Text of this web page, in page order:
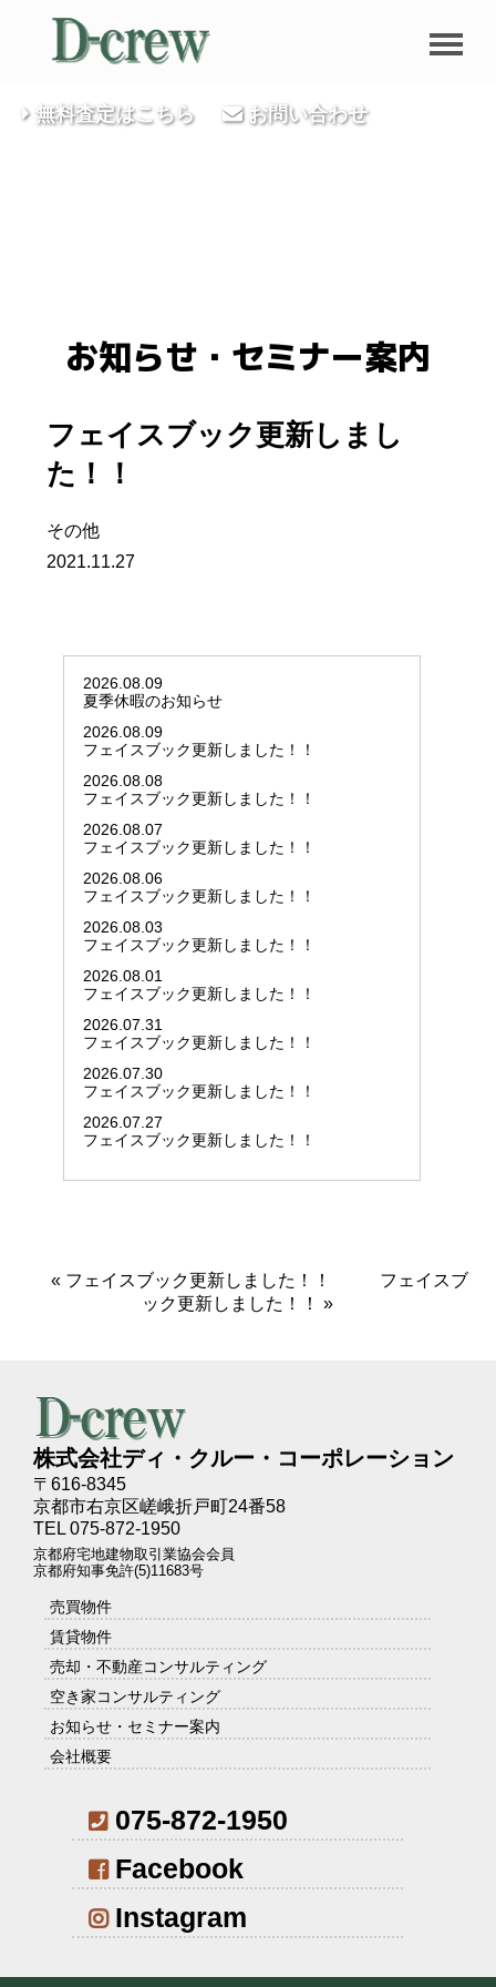
無料査定はこちら お問い合わせ
お知らせ・セミナー案内
フェイスブック更新しまし
た！！
その他
2021.11.27
2026.08.09
夏季休暇のお知らせ
2026.08.09
フェイスブック更新しました！！
2026.08.08
フェイスブック更新しました！！
2026.08.07
フェイスブック更新しました！！
2026.08.06
フェイスブック更新しました！！
2026.08.03
フェイスブック更新しました！！
2026.08.01
フェイスブック更新しました！！
2026.07.31
フェイスブック更新しました！！
2026.07.30
フェイスブック更新しました！！
2026.07.27
フェイスブック更新しました！！
« フェイスブック更新しました！！
フェイスブ
ック更新しました！！
»
株式会社ディ・クルー・コーポレーション
〒616-8345
京都市右京区嵯峨折戸町24番58
TEL 075-872-1950
京都府宅地建物取引業協会会員
京都府知事免許(5)11683号
売買物件
賃貸物件
売却・不動産コンサルティング
空き家コンサルティング
お知らせ・セミナー案内
会社概要
075-872-1950
Facebook
Instagram